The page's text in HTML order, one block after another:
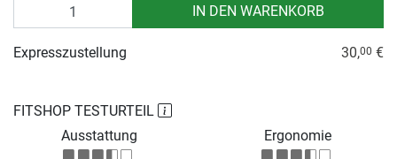
IN DEN WARENKORB
FITSHOP TESTURTEIL
Ausstattung
Ergonomie
Expresszustellung 30,00 €